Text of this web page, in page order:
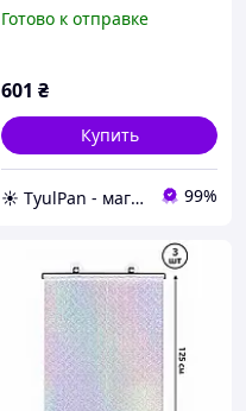
Готово к отправке
601 ₴
Купить
☀️ TyulPan - магазин готовых ролетов день-ночь 99%